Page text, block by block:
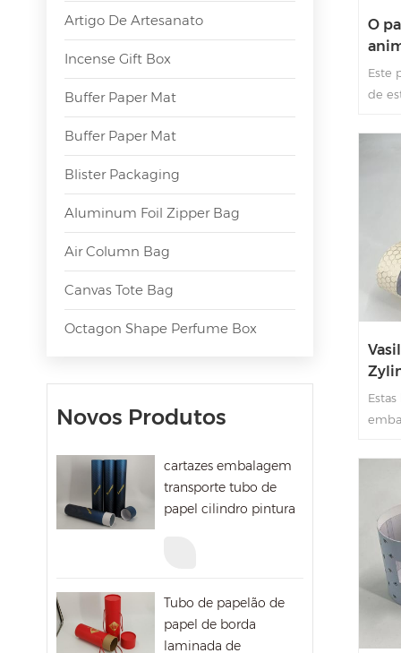
Artigo De Artesanato
Incense Gift Box
Buffer Paper Mat
Buffer Paper Mat
Blister Packaging
Aluminum Foil Zipper Bag
Air Column Bag
Canvas Tote Bag
Octagon Shape Perfume Box
Novos Produtos
cartazes embalagem
transporte tubo de
papel cilindro pintura
Tubo de papelão de
papel de borda
laminada de
O
Este
de
de
é
é